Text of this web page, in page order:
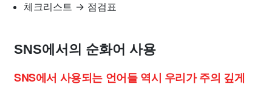
체크리스트 → 점검표
SNS에서의 순화어 사용
SNS에서 사용되는 언어들 역시 우리가 주의 깊게